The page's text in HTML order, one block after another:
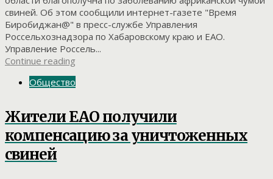
свиней. Об этом сообщили интернет-газете "Время
Биробиджан@" в пресс-службе Управления
Россельхознадзора по Хабаровскому краю и ЕАО.
Управление Россель...
Continue reading
Общество
Жители ЕАО получили
компенсацию за уничтоженных
свиней